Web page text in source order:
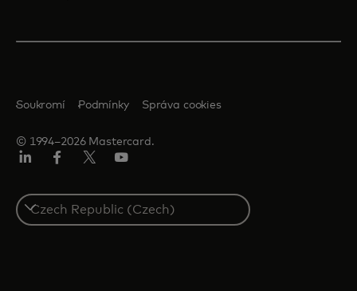
© 1994–2026 Mastercard.
Soukromí Podmínky Správa cookies
Select
a
country